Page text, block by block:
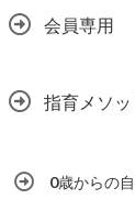
会員専用
指育メソ
0歳からの